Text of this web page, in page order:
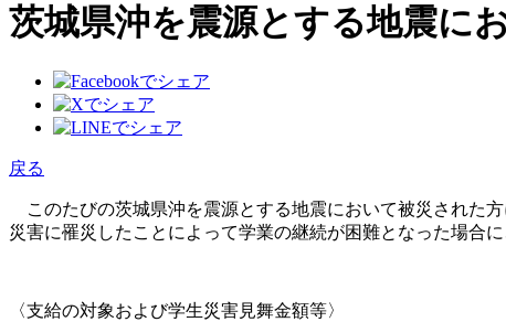
茨城県沖を震源とする地震に
戻る
このたびの茨城県沖を震源とする地震において被災された
災害に罹災したことによって学業の継続が困難となった場合
〈支給の対象および学生災害見舞金額等〉